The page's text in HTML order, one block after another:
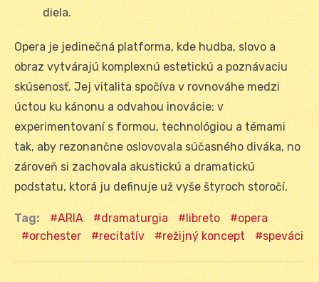
diela.
Opera je jedinečná platforma, kde hudba, slovo a
obraz vytvárajú komplexnú estetickú a poznávaciu
skúsenosť. Jej vitalita spočíva v rovnováhe medzi
úctou ku kánonu a odvahou inovácie: v
experimentovaní s formou, technológiou a témami
tak, aby rezonančne oslovovala súčasného diváka, no
zároveň si zachovala akustickú a dramatickú
podstatu, ktorá ju definuje už vyše štyroch storočí.
Tag: ARIA dramaturgia libreto
opera
orchester
recitatív režijný koncept speváci